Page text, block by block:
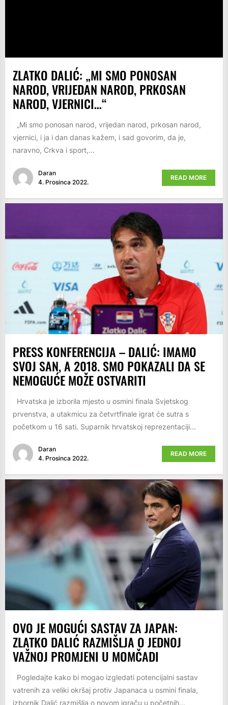
ZLATKO DALIĆ: „MI SMO PONOSAN
NAROD, VRIJEDAN NAROD, PRKOSAN
NAROD, VJERNICI…“
„Mi smo ponosan narod, vrijedan narod, prkosan narod,
vjernici, i ja i dan danas kažem, i sad govorim, da je,
naravno, Crkva i sport,...
Daran
4. Prosinca 2022.
READ MORE
PRESS KONFERENCIJA – DALIĆ: IMAMO
SVOJ SAN, A 2018. SMO POKAZALI DA SE
NEMOGUĆE MOŽE OSTVARITI
Hrvatska je izborila mjesto u osmini finala Svjetskog
prvenstva, a utakmicu za četvrtfinale igrat će sutra s
početkom u 16 sati. Suparnik hrvatskoj reprezentaciji...
Daran
4. Prosinca 2022.
READ MORE
OVO JE MOGUĆI SASTAV ZA JAPAN:
ZLATKO DALIĆ RAZMIŠLJA O JEDNOJ
VAŽNOJ PROMJENI U MOMČADI
Pogledajte kako bi mogao izgledati potencijalni sastav
vatrenih za veliki okršaj protiv Japanaca u osmini finala,
izbornik Dalić razmišlja o novom igraču u početnih...